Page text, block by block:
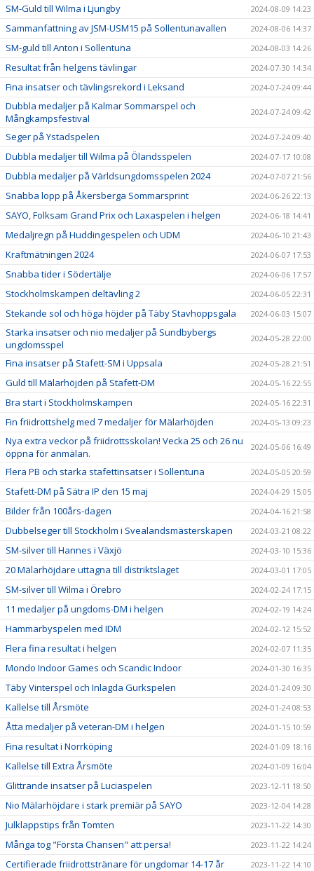
SM-Guld till Wilma i Ljungby 2024-08-09 14:23
Sammanfattning av JSM-USM15 på Sollentunavallen 2024-08-06 14:37
SM-guld till Anton i Sollentuna 2024-08-03 14:26
Resultat från helgens tävlingar 2024-07-30 14:34
Fina insatser och tävlingsrekord i Leksand 2024-07-24 09:44
Dubbla medaljer på Kalmar Sommarspel och
Mångkampsfestival
2024-07-24 09:42
Seger på Ystadspelen 2024-07-24 09:40
Dubbla medaljer till Wilma på Ölandsspelen 2024-07-17 10:08
Dubbla medaljer på Världsungdomsspelen 2024 2024-07-07 21:56
Snabba lopp på Åkersberga Sommarsprint 2024-06-26 22:13
SAYO, Folksam Grand Prix och Laxaspelen i helgen 2024-06-18 14:41
Medaljregn på Huddingespelen och UDM 2024-06-10 21:43
Kraftmätningen 2024 2024-06-07 17:53
Snabba tider i Södertälje 2024-06-06 17:57
Stockholmskampen deltävling 2 2024-06-05 22:31
Stekande sol och höga höjder på Täby Stavhoppsgala 2024-06-03 15:07
Starka insatser och nio medaljer på Sundbybergs
ungdomsspel
2024-05-28 22:00
Fina insatser på Stafett-SM i Uppsala 2024-05-28 21:51
Guld till Mälarhöjden på Stafett-DM 2024-05-16 22:55
Bra start i Stockholmskampen 2024-05-16 22:31
Fin friidrottshelg med 7 medaljer för Mälarhöjden 2024-05-13 09:23
Nya extra veckor på friidrottsskolan! Vecka 25 och 26 nu
öppna för anmälan.
2024-05-06 16:49
Flera PB och starka stafettinsatser i Sollentuna 2024-05-05 20:59
Stafett-DM på Sätra IP den 15 maj 2024-04-29 15:05
Bilder från 100års-dagen 2024-04-16 21:58
Dubbelseger till Stockholm i Svealandsmästerskapen 2024-03-21 08:22
SM-silver till Hannes i Växjö 2024-03-10 15:36
20 Mälarhöjdare uttagna till distriktslaget 2024-03-01 17:05
SM-silver till Wilma i Örebro 2024-02-24 17:15
11 medaljer på ungdoms-DM i helgen 2024-02-19 14:24
Hammarbyspelen med IDM 2024-02-12 15:52
Flera fina resultat i helgen 2024-02-07 11:35
Mondo Indoor Games och Scandic Indoor 2024-01-30 16:35
Täby Vinterspel och Inlagda Gurkspelen 2024-01-24 09:30
Kallelse till Årsmöte 2024-01-24 08:53
Åtta medaljer på veteran-DM i helgen 2024-01-15 10:59
Fina resultat i Norrköping 2024-01-09 18:16
Kallelse till Extra Årsmöte 2024-01-09 16:04
Glittrande insatser på Luciaspelen 2023-12-11 18:50
Nio Mälarhöjdare i stark premiär på SAYO 2023-12-04 14:28
Julklappstips från Tomten 2023-11-22 14:30
Många tog "Första Chansen" att persa! 2023-11-22 14:24
Certifierade friidrottstränare för ungdomar 14-17 år 2023-11-22 14:10